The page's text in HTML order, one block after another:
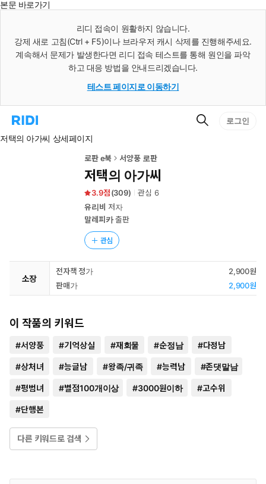
본문 바로가기
리디 접속이 원활하지 않습니다.
강제 새로 고침(Ctrl + F5)이나 브라우저 캐시 삭제를 진행해주세요.
계속해서 문제가 발생한다면 리디 접속 테스트를 통해 원인을 파악
하고 대응 방법을 안내드리겠습니다.
테스트 페이지로 이동하기
리
홈
검
로그인
저택의 아가씨 상세페이지
로판 e북 서양풍 로판
저택의 아가씨
3.9 (309) 관심 6
유리비 저자
말레피카출판
관심
소장
전자책 정가
2,900원
판매가
2,900원
이 작품의 키워드
#서양풍 #기억상실 #재회물 #순정남 #다정남
#상처녀 #능글남 #왕족/귀족 #능력남 #존댓말남
#평범녀 #별점100개이상 #3000원이하 #고수위
#단행본
다른 키워드로 검색